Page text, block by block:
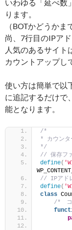
いわゆる「延べ数
ります。
（BOTかどうかま
尚、7行目のIPア
人気のあるサイト
カウントアップし
使い方は簡単で以
に追記するだけで
能となります。
/*
* カウンタ
*/
// 保存フ
define(
// IPアド
define(
class
/*　